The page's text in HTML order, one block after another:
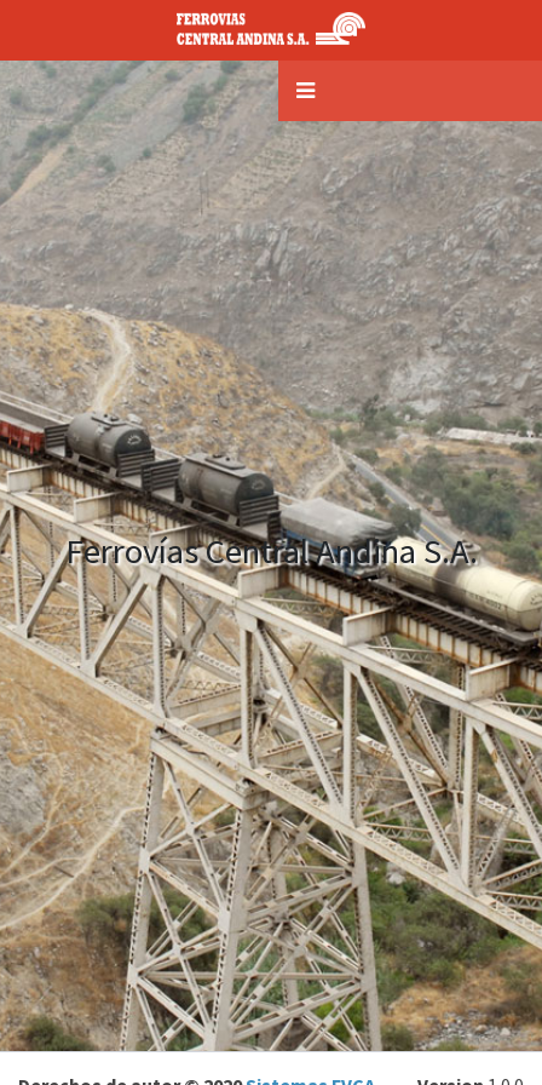
Contrae
Menú
Ferrovías Central Andina S.A.